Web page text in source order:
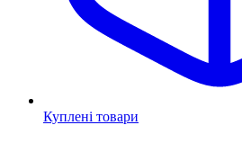
Куплені товари